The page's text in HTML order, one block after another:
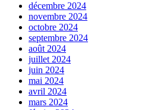
décembre 2024
novembre 2024
octobre 2024
septembre 2024
août 2024
juillet 2024
juin 2024
mai 2024
avril 2024
mars 2024